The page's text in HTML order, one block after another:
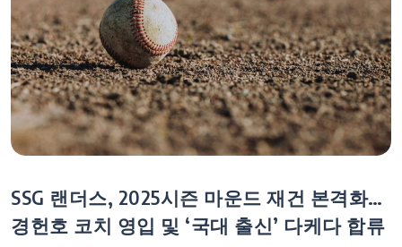
SSG 랜더스, 2025시즌 마운드 재건 본격화…
경헌호 코치 영입 및 ‘국대 출신’ 다케다 합류